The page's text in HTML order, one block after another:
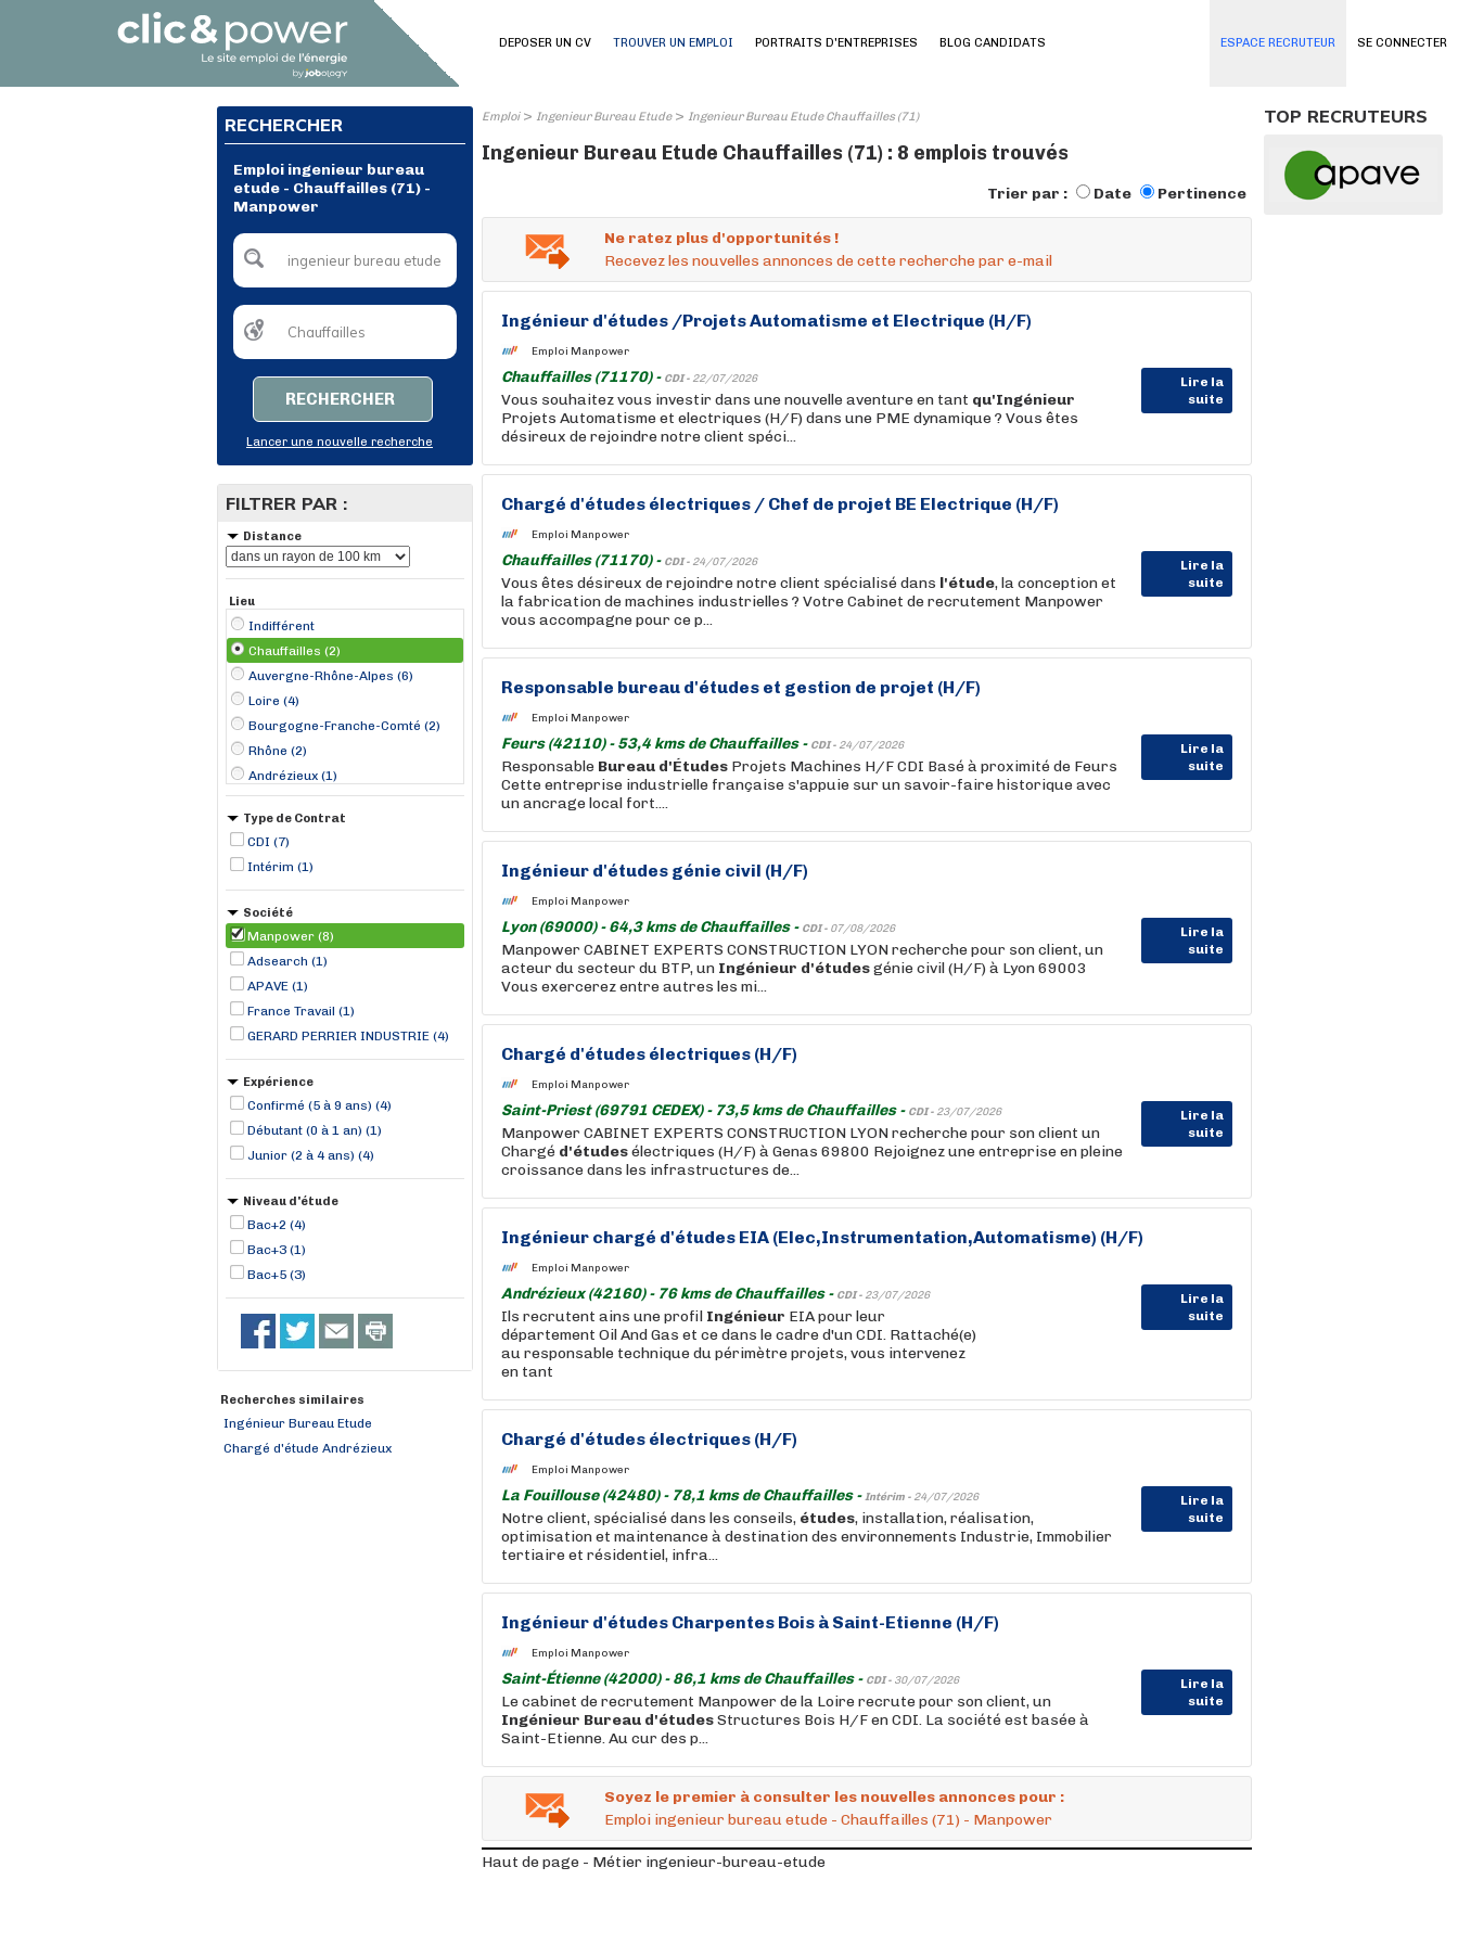
SE CONNECTER
DEPOSER UN CV TROUVER UN EMPLOI PORTRAITS D'ENTREPRISES BLOG CANDIDATS ESPACE RECRUTEUR
RECHERCHER
Emploi ingenieur bureau
etude - Chauffailles (71) -
Manpower
RECHERCHER
Lancer une nouvelle recherche
FILTRER PAR :
Distance
Lieu
Indifférent
Chauffailles (2)
Auvergne-Rhône-Alpes (6)
Loire (4)
Bourgogne-Franche-Comté (2)
Rhône (2)
Andrézieux (1)
Feurs (1)
La Fouillouse (1)
Lyon (1)
Saint-Priest (1)
Type de Contrat
CDI (7)
Intérim (1)
Société
Manpower (8)
Adsearch (1)
APAVE (1)
France Travail (1)
GERARD PERRIER INDUSTRIE (4)
Expérience
Confirmé (5 à 9 ans) (4)
Débutant (0 à 1 an) (1)
Junior (2 à 4 ans) (4)
Niveau d'étude
Bac+2 (4)
Bac+3 (1)
Bac+5 (3)
Recherches similaires
Ingénieur Bureau Etude
Chargé d'étude Andrézieux
Emploi> Ingenieur Bureau Etude> Ingenieur Bureau Etude Chauffailles (71)
Ingenieur Bureau Etude Chauffailles (71) : 8 emplois trouvés
Trier par : Date Pertinence
Ne ratez plus d'opportunités !
Recevez les nouvelles annonces de cette recherche par e-mail
Ingénieur d'études /Projets Automatisme et Electrique (H/F)
Emploi Manpower
Chauffailles (71170) - CDI - 22/07/2026
Lire la
suite
Vous souhaitez vous investir dans une nouvelle aventure en tant qu'Ingénieur
Projets Automatisme et electriques (H/F) dans une PME dynamique ? Vous êtes
désireux de rejoindre notre client spéci...
Chargé d'études électriques / Chef de projet BE Electrique (H/F)
Emploi Manpower
Chauffailles (71170) - CDI - 24/07/2026
Lire la
suite
Vous êtes désireux de rejoindre notre client spécialisé dans l'étude, la conception et
la fabrication de machines industrielles ? Votre Cabinet de recrutement Manpower
vous accompagne pour ce p...
Responsable bureau d'études et gestion de projet (H/F)
Emploi Manpower
Feurs (42110) - 53,4 kms de Chauffailles - CDI - 24/07/2026
Lire la
suite
Responsable Bureau d'Études Projets Machines H/F CDI Basé à proximité de Feurs
Cette entreprise industrielle française s'appuie sur un savoir-faire historique avec
un ancrage local fort....
Ingénieur d'études génie civil (H/F)
Emploi Manpower
Lyon (69000) - 64,3 kms de Chauffailles - CDI - 07/08/2026
Lire la
suite
Manpower CABINET EXPERTS CONSTRUCTION LYON recherche pour son client, un
acteur du secteur du BTP, un Ingénieur d'étudesgénie civil (H/F) à Lyon 69003
Vous exercerez entre autres les mi...
Chargé d'études électriques (H/F)
Emploi Manpower
Saint-Priest (69791 CEDEX) - 73,5 kms de Chauffailles - CDI - 23/07/2026
Lire la
suite
Manpower CABINET EXPERTS CONSTRUCTION LYON recherche pour son client un
Chargé d'étudesélectriques (H/F) à Genas 69800 Rejoignez une entreprise en pleine
croissance dans les infrastructures de...
Ingénieur chargé d'études EIA (Elec,Instrumentation,Automatisme) (H/F)
Emploi Manpower
Andrézieux (42160) - 76 kms de Chauffailles - CDI - 23/07/2026
Lire la
suite
Ils recrutent ains une profil Ingénieur EIA pour leur
département Oil And Gas et ce dans le cadre d'un CDI. Rattaché(e)
au responsable technique du périmètre projets, vous intervenez
en tant
Chargé d'études électriques (H/F)
Emploi Manpower
La Fouillouse (42480) - 78,1 kms de Chauffailles -Intérim - 24/07/2026
Lire la
suite
Notre client, spécialisé dans les conseils, études, installation, réalisation,
optimisation et maintenance à destination des environnements Industrie, Immobilier
tertiaire et résidentiel, infra...
Ingénieur d'études Charpentes Bois à Saint-Etienne (H/F)
Emploi Manpower
Saint-Étienne (42000) - 86,1 kms de Chauffailles - CDI - 30/07/2026
Lire la
suite
Le cabinet de recrutement Manpower de la Loire recrute pour son client, un
Ingénieur Bureau d'étudesStructures Bois H/F en CDI. La société est basée à
Saint-Etienne. Au cur des p...
Soyez le premier à consulter les nouvelles annonces pour :
Emploi ingenieur bureau etude - Chauffailles (71) - Manpower
Haut de page - Métier ingenieur-bureau-etude
TOP RECRUTEURS